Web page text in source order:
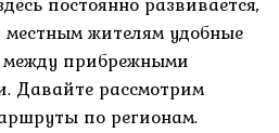
жителям удобные
прибрежными
Давайте рассмотрим
по регионам.